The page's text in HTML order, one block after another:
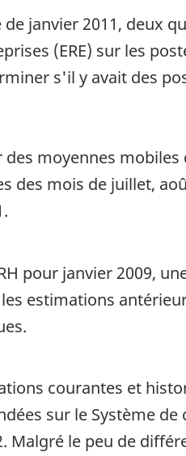
janvier 2011, deux
(ERE) sur les
s'il y avait des
moyennes
des mois de juillet,
pour janvier 2009,
estimations
courantes et
sur le Système
Malgré le peu de